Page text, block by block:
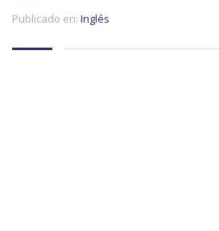
Publicado en: Inglés